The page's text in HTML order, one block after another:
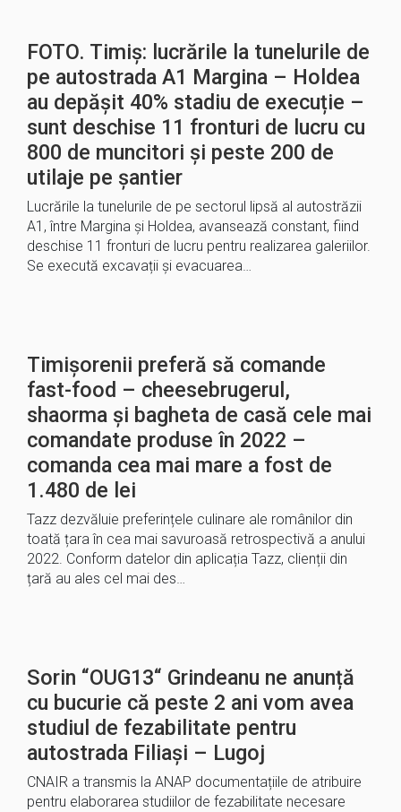
FOTO. Timiș: lucrările la tunelurile de
pe autostrada A1 Margina – Holdea
au depășit 40% stadiu de execuție –
sunt deschise 11 fronturi de lucru cu
800 de muncitori și peste 200 de
utilaje pe șantier
Lucrările la tunelurile de pe sectorul lipsă al autostrăzii
A1, între Margina și Holdea, avansează constant, fiind
deschise 11 fronturi de lucru pentru realizarea galeriilor.
Se execută excavații și evacuarea…
Timișorenii preferă să comande
fast-food – cheesebrugerul,
shaorma și bagheta de casă cele mai
comandate produse în 2022 –
comanda cea mai mare a fost de
1.480 de lei
Tazz dezvăluie preferințele culinare ale românilor din
toată țara în cea mai savuroasă retrospectivă a anului
2022. Conform datelor din aplicația Tazz, clienții din
țară au ales cel mai des…
Sorin “OUG13“ Grindeanu ne anunță
cu bucurie că peste 2 ani vom avea
studiul de fezabilitate pentru
autostrada Filiași – Lugoj
CNAIR a transmis la ANAP documentațiile de atribuire
pentru elaborarea studiilor de fezabilitate necesare